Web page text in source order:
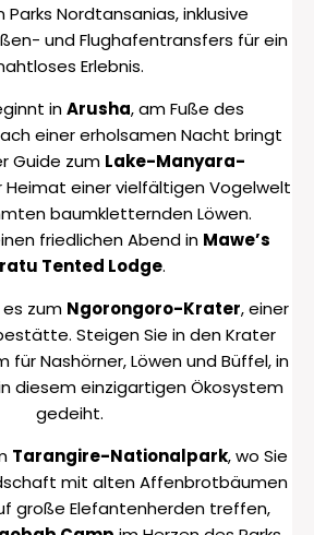
Parks Nordtansanias, inklusive
und Flughafentransfers für ein
Erlebnis.
inArusha, am Fuße des
einer erholsamen Nacht bringt
Guide zum Lake-Manyara-
Heimat einer vielfältigen Vogelwelt
baumkletternden Löwen.
friedlichen Abend in Mawe’s
Tented Lodge.
zum Ngorongoro-Krater, einer
Steigen Sie in den Krater
für Nashörner, Löwen und Büffel, in
diesem einzigartigen Ökosystem
gedeiht.
Tarangire-Nationalpark, wo Sie
mit alten Affenbrotbäumen
große Elefantenherden treffen,